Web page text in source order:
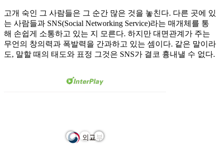
고개 숙인 그 사람들은 그 순간 많은 것을 놓친다. 다른 곳에 있
는 사람들과 SNS(Social Networking Service)라는 매개체를 통
해 손쉽게 소통하고 있는 지 모른다. 하지만 대면관계가 주는
무언의 창의력과 폭발력을 간과하고 있는 셈이다. 같은 말이라
도, 말할 때의 태도와 표정 그것은 SNS가 결코 흉내낼 수 없다.